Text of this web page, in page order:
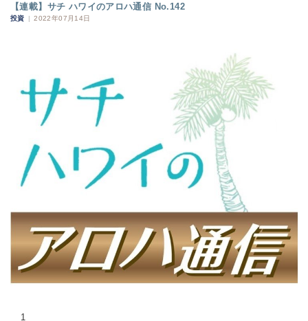
【連載】サチ ハワイのアロハ通信 No.142
投資 | 2022年07月14日
1